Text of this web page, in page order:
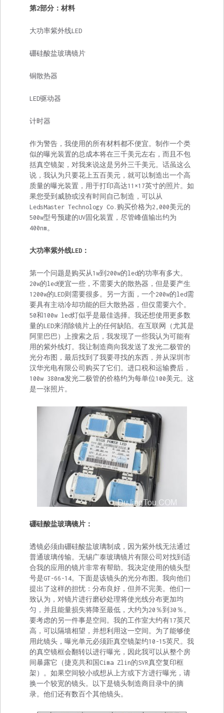
第2部分：材料
大功率紫外线LED
硼硅酸盐玻璃镜片
铜散热器
LED驱动器
计时器
作为警告，我使用的所有材料都不便宜。制作一个类
似的曝光装置的总成本将在三千美元左右，而且不包
括真空镜架，对我来说这是另外三千美元。话虽这么
说，我认为只要花上五百美元，就可以制造出一个高
质量的曝光装置，用于打印高达11×17英寸的照片。如
果您受到威胁或没有时间自己制造，可以从
LedsMaster Technology Co.购买价格为2,000美元的
500w型号预建的UV固化装置，尽管峰值输出约为
400nm。
大功率紫外线LED：
第一个问题是购买从1w到200w的led的功率有多大。
20w的led便宜一些，不需要大的散热器，但是要产生
1200w的LED则需要很多。另一方面，一个200w的led需
要具有主动冷却功能的巨大散热器，但仅需要六个。
50和100w led灯似乎是最佳选择。我还想使用更多数
量的LED来消除镜片上的任何缺陷。在互联网（尤其是
阿里巴巴）上搜索之后，我发现了一些我认为可能有
用的紫外线灯。我让制造商向我发送了发光二极管的
光分布图，最后找到了我要寻找的东西，并从深圳市
汉华光电有限公司购买了它们。进口税和运输费后，
100w 380nm发光二极管的价格约为每单位100美元。这
是一张照片。
硼硅酸盐玻璃镜片：
透镜必须由硼硅酸盐玻璃制成，因为紫外线无法通过
普通玻璃传输。无锡广泰玻璃镜片有限公司对找到适
合我的应用的镜片非常有帮助。我决定使用的镜头型
号是GT-66-14。下面是该镜头的光分布图。我向他们
提出了这样的担忧：分布良好，但并不完美。他们一
致认为，对镜片进行磨砂处理将使光线分布更加均
匀，并且能量损失将降至最低，大约为20％到30％。
要考虑的另一件事是空间。我的工作室大约有17英尺
高，可以隔墙相望，并想利用这一空间。为了能够使
用此镜头，曝光单元必须距真空镜架约10-15英尺。我
的真空镜框会翻转以进行曝光，因此我可以从整个房
间暴露它（捷克共和国Cima Zlin的SVR真空复印框
架）。如果空间较小或想从上方或下方进行曝光，请
换一个较宽的镜头。以下是镜头制造商目录中的摘
录。他们还有数百个其他镜头。